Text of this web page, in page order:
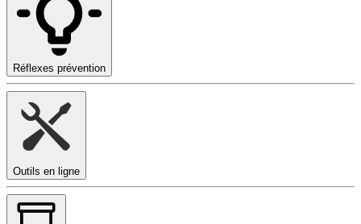
Réflexes prévention
Outils en ligne